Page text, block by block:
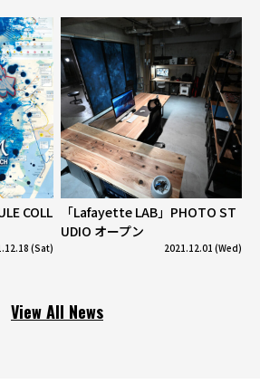
COLL
(Sat)
「Lafayette LAB」PHOTO ST
UDIO オープン
2021.12.01 (Wed)
View All News